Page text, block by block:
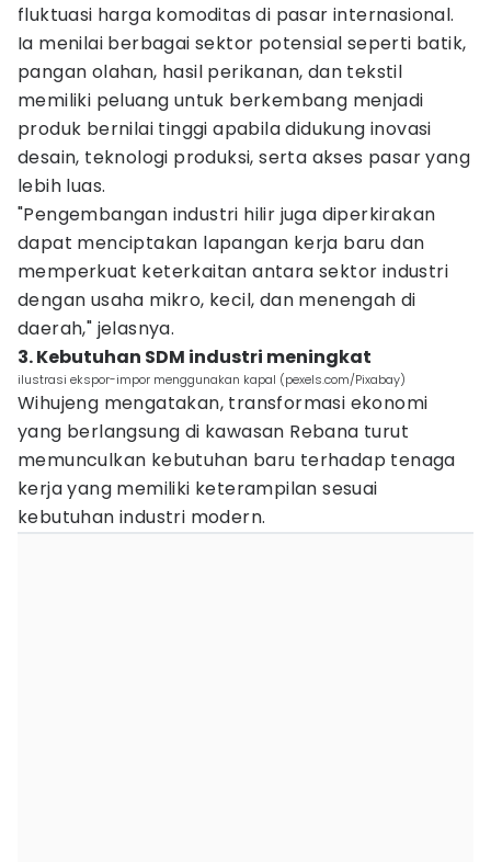
fluktuasi harga komoditas di pasar internasional.
Ia menilai berbagai sektor potensial seperti batik,
pangan olahan, hasil perikanan, dan tekstil
memiliki peluang untuk berkembang menjadi
produk bernilai tinggi apabila didukung inovasi
desain, teknologi produksi, serta akses pasar yang
lebih luas.
"Pengembangan industri hilir juga diperkirakan
dapat menciptakan lapangan kerja baru dan
memperkuat keterkaitan antara sektor industri
dengan usaha mikro, kecil, dan menengah di
daerah," jelasnya.
3. Kebutuhan SDM industri meningkat
ilustrasi ekspor-impor menggunakan kapal (pexels.com/Pixabay)
Wihujeng mengatakan, transformasi ekonomi
yang berlangsung di kawasan Rebana turut
memunculkan kebutuhan baru terhadap tenaga
kerja yang memiliki keterampilan sesuai
kebutuhan industri modern.